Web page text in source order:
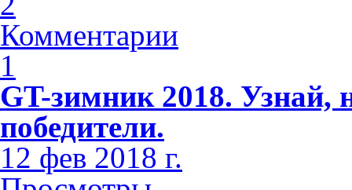
Комментарии
1
GT-зимник 2018. Узнай,
победители.
12 фев 2018 г.